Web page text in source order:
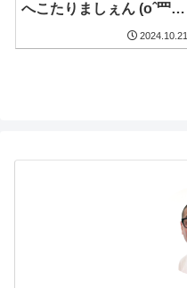
へこたりましぇん (oˆ罒
2024.10.21